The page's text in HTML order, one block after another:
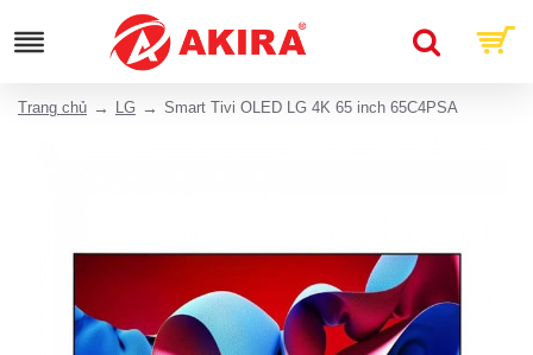
Trang chủ LG Smart Tivi OLED LG 4K 65 inch 65C4PSA